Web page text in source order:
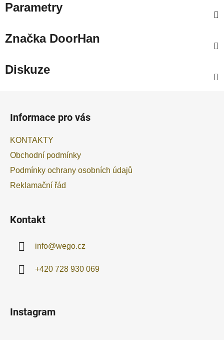
Parametry
ZnačkaDoorHan
Diskuze
Informace pro vás
KONTAKTY
Obchodní podmínky
Podmínky ochrany osobních údajů
Reklamační řád
Kontakt
info@wego.cz
+420 728 930 069
Instagram